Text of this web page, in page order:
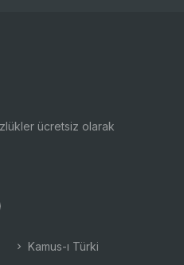
ücretsiz olarak
Kamus-ı Türki